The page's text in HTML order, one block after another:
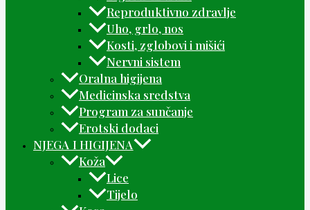
Reproduktivno zdravlje
Uho, grlo, nos
Kosti, zglobovi i mišići
Nervni sistem
Oralna higijena
Medicinska sredstva
Program za sunčanje
Erotski dodaci
NJEGA I HIGIJENA
Koža
Lice
Tijelo